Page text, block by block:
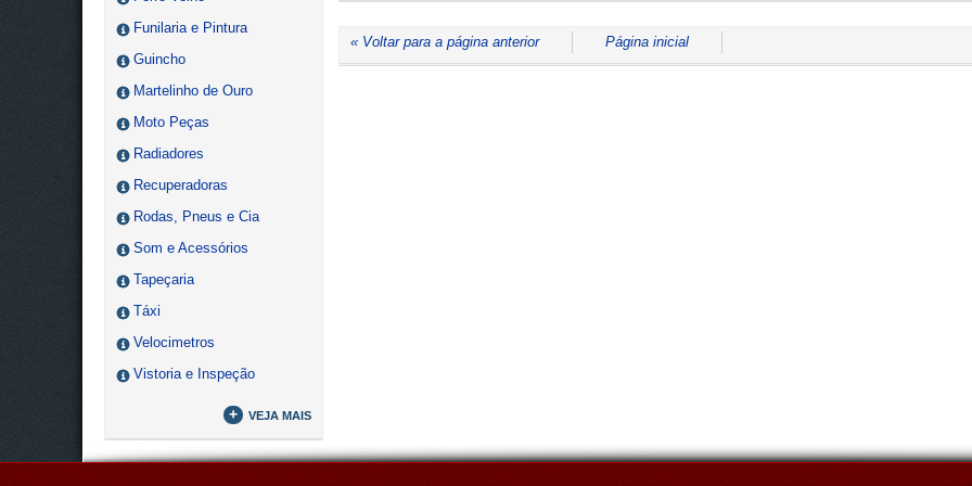
Funilaria e Pintura
Guincho
Martelinho de Ouro
Moto Peças
Radiadores
Recuperadoras
Rodas, Pneus e Cia
Som e Acessórios
Tapeçaria
Táxi
Velocimetros
Vistoria e Inspeção
+ VEJA MAIS
« Voltar para a página anterior Página inicial